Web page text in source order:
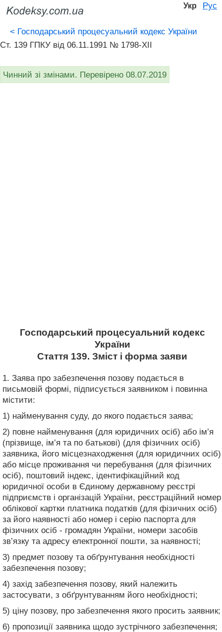
Укр Рус
< Господарський процесуальний кодекс України
Ст. 139 ГПКУ від 06.11.1991 № 1798-XII
Чинний зі змінами. Перевірено 08.07.2019
Господарський процесуальний кодекс
України
Стаття 139. Зміст і форма заяви
1. Заява про забезпечення позову подається в
письмовій формі, підписується заявником і повинна
містити:
1) найменування суду, до якого подається заява;
2) повне найменування (для юридичних осіб) або ім’я
(прізвище, ім’я та по батькові) (для фізичних осіб)
заявника, його місцезнаходження (для юридичних осіб)
або місце проживання чи перебування (для фізичних
осіб), поштовий індекс, ідентифікаційний код
юридичної особи в Єдиному державному реєстрі
підприємств і організацій України, реєстраційний номер
облікової картки платника податків (для фізичних осіб)
за його наявності або номер і серію паспорта для
фізичних осіб - громадян України, номери засобів
зв’язку та адресу електронної пошти, за наявності;
3) предмет позову та обґрунтування необхідності
забезпечення позову;
4) захід забезпечення позову, який належить
застосувати, з обґрунтуванням його необхідності;
5) ціну позову, про забезпечення якого просить заявник;
6) пропозиції заявника щодо зустрічного забезпечення;